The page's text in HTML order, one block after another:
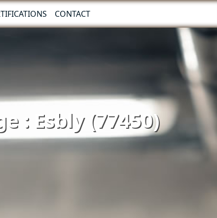
CONTACT
: Esbly (77450)